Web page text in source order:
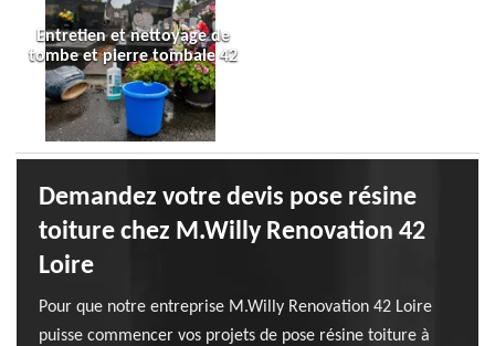
Entretien et nettoyage de
tombe et pierre tombale 42
Demandez votre devis pose résine
toiture chez M.Willy Renovation 42
Loire
Pour que notre entreprise M.Willy Renovation 42 Loire
puisse commencer vos projets de pose résine toiture à